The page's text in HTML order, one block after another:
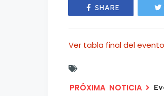
SHARE
Ver tabla final del